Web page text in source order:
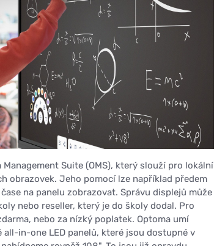
Suite (OMS), který slouží pro lokální
obrazovek. Jeho pomocí lze například předem
na panelu zobrazovat. Správu displejů může
nebo reseller, který je do školy dodal. Pro
nebo za nízký poplatek. Optoma umí
in-one LED panelů, které jsou dostupné v